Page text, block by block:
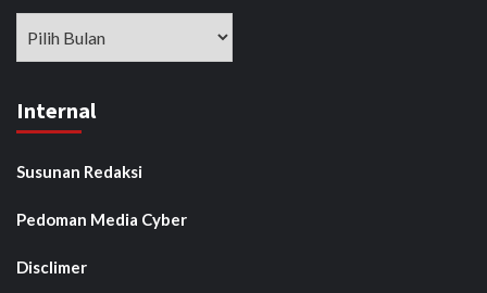
Internal
Susunan Redaksi
Pedoman Media Cyber
Disclimer